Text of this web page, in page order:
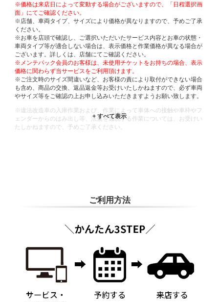
※価格は来店日によって変動する場合がございますので、「日程選択画
面」にてご確認ください。
※店舗、車両タイプ、サイズにより価格が異なりますので、予めご了承
ください。
※お車を店頭で確認し、ご選択いただいたサービス内容とお車の状態・
車両タイプ等が適合しない場合は、表示価格と作業価格が異なる場合が
ございます。詳しくは、店舗にてご確認ください。
※メンテパック会員のお客様は、未使用チケットをお持ちの場合、表示
価格に関わらず当サービスをご利用頂けます。
※ご注文時のサイズ間違いなど、お客様の責により取付ができない場合
も含め、商品の交換、返品返金等お受けいたしかねますので、必ず車両
やサイズ等をご確認の上お申し込みいただきますようお願い致します。
※違法改造車の入庫作業および、作業によって車体への接触や車枠やフ
ェンダーからのはみ出し等、法規を逸脱する作業については、お受けい
たしかねますので、予めご了承ください。
ご利用方法